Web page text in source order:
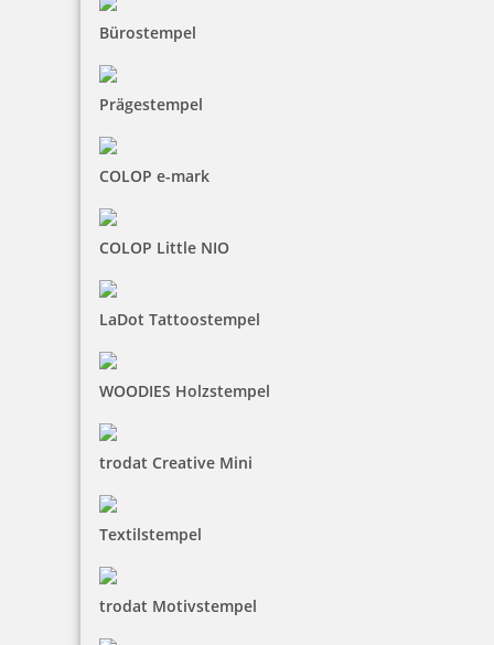
Bürostempel
Prägestempel
COLOP e-mark
COLOP Little NIO
LaDot Tattoostempel
WOODIES Holzstempel
trodat Creative Mini
Textilstempel
trodat Motivstempel